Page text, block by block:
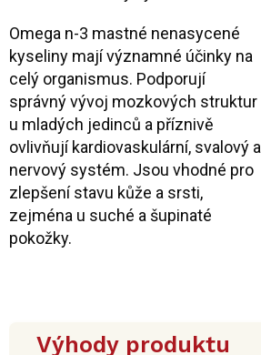
Omega n-3 mastné nenasycené
kyseliny mají významné účinky na
celý organismus. Podporují
správný vývoj mozkových struktur
u mladých jedinců a příznivě
ovlivňují kardiovaskulární, svalový a
nervový systém. Jsou vhodné pro
zlepšení stavu kůže a srsti,
zejména u suché a šupinaté
pokožky.
Výhody produktu